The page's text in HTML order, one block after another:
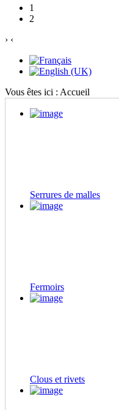
1
2
› ‹
Vous êtes ici : Accueil
Serrures de malles
Fermoirs
Clous et rivets